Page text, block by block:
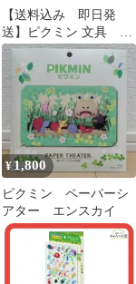
【送料込み 即日発
送】ピクミン 文具 文
房具 セット まとめ売
り
¥1,800
ピクミン ペーパーシ
アター エンスカイ